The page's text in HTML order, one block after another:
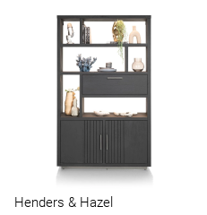
Henders & Hazel